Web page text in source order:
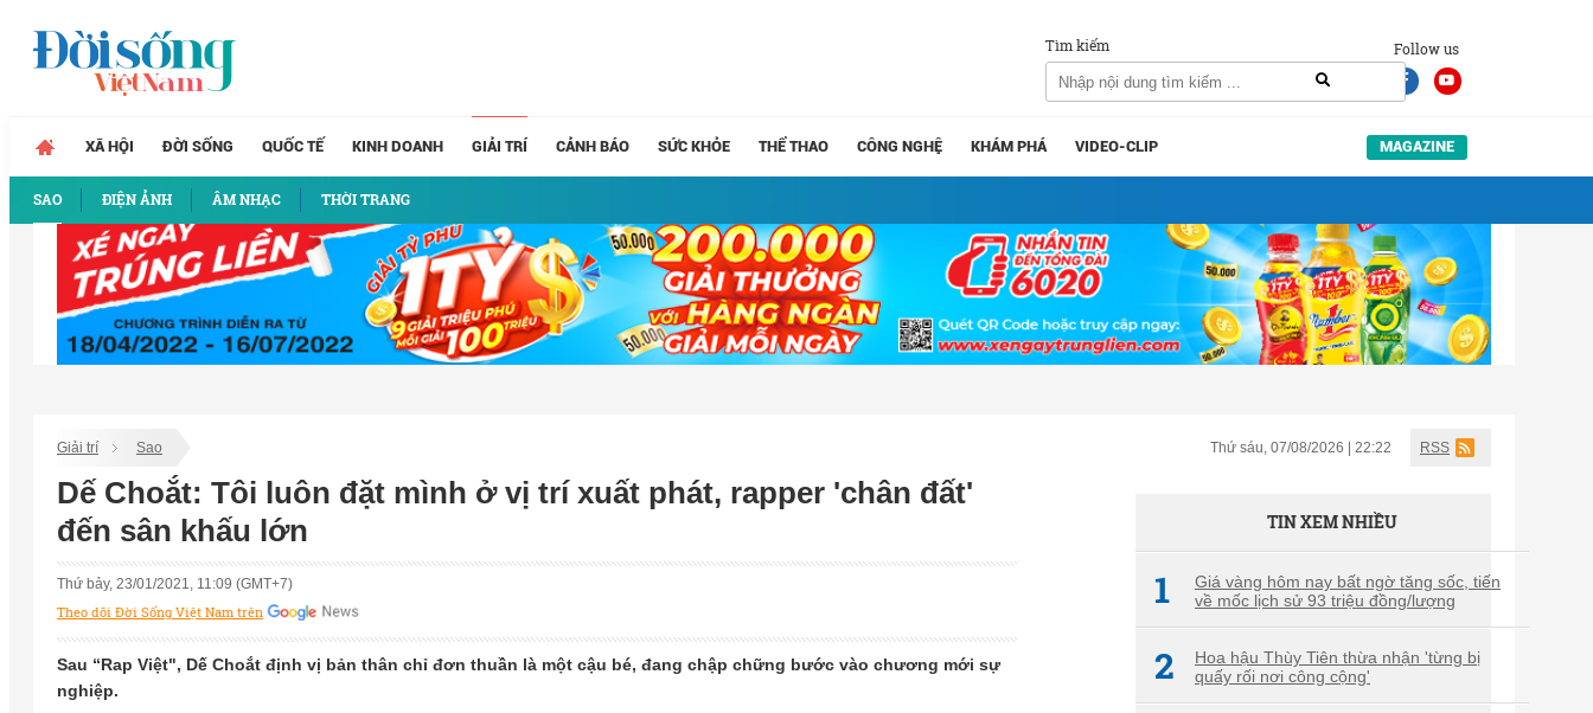
Follow us
Tìm kiếm
XÃ HỘI ĐỜI SỐNG QUỐC TẾ KINH DOANH GIẢI TRÍ
SAO ĐIỆN ẢNH ÂM NHẠC THỜI TRANG
CẢNH BÁO SỨC KHỎE THỂ THAO CÔNG NGHỆ KHÁM PHÁ VIDEO-CLIP MAGAZINE
Giải trí Sao Thứ sáu, 07/08/2026 | 22:22 RSS
Dế Choắt: Tôi luôn đặt mình ở vị trí xuất phát, rapper 'chân đất'
đến sân khấu lớn
Thứ bảy, 23/01/2021, 11:09 (GMT+7)
Theo dõi Đời Sống Việt Nam trên
Sau “Rap Việt", Dế Choắt định vị bản thân chỉ đơn thuần là một cậu bé, đang chập chững bước vào chương mới sự
nghiệp.
TIN XEM NHIỀU
1
Giá vàng hôm nay bất ngờ tăng sốc, tiến
về mốc lịch sử 93 triệu đồng/lượng
2
Hoa hậu Thùy Tiên thừa nhận 'từng bị
quấy rối nơi công cộng'